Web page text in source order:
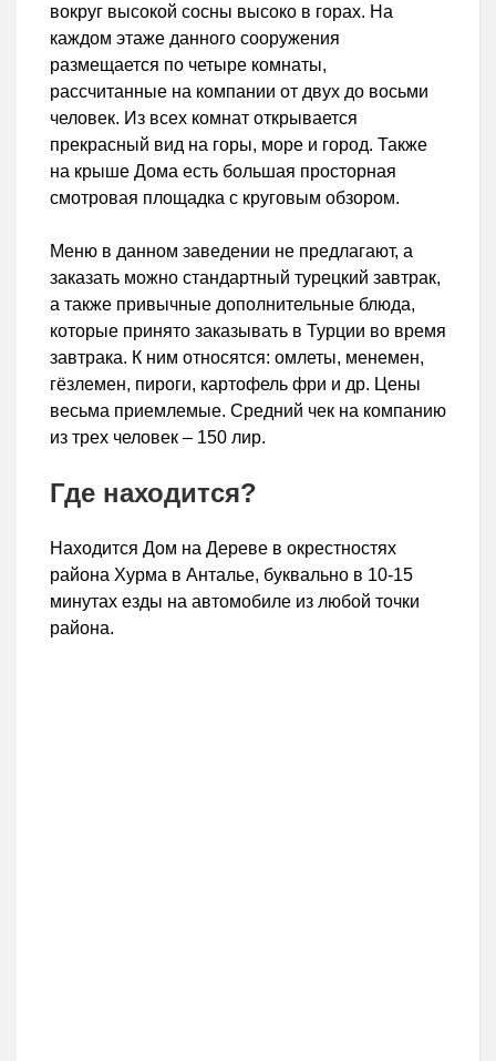
вокруг высокой сосны высоко в горах. На
каждом этаже данного сооружения
размещается по четыре комнаты,
рассчитанные на компании от двух до восьми
человек. Из всех комнат открывается
прекрасный вид на горы, море и город. Также
на крыше Дома есть большая просторная
смотровая площадка с круговым обзором.
Меню в данном заведении не предлагают, а
заказать можно стандартный турецкий завтрак,
а также привычные дополнительные блюда,
которые принято заказывать в Турции во время
завтрака. К ним относятся: омлеты, менемен,
гёзлемен, пироги, картофель фри и др. Цены
весьма приемлемые. Средний чек на компанию
из трех человек – 150 лир.
Где находится?
Находится Дом на Дереве в окрестностях
района Хурма в Анталье, буквально в 10-15
минутах езды на автомобиле из любой точки
района.